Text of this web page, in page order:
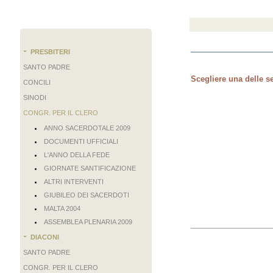
PRESBITERI
SANTO PADRE
CONCILI
SINODI
CONGR. PER IL CLERO
ANNO SACERDOTALE 2009
DOCUMENTI UFFICIALI
L'ANNO DELLA FEDE
GIORNATE SANTIFICAZIONE
ALTRI INTERVENTI
GIUBILEO DEI SACERDOTI
MALTA 2004
ASSEMBLEA PLENARIA 2009
DIACONI
SANTO PADRE
CONGR. PER IL CLERO
Scegliere una delle